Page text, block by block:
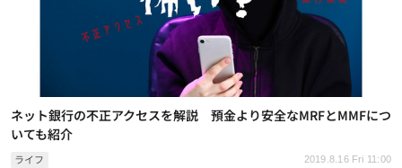
ライフ 2019.8.16 Fri 11:00
ネット銀行の不正アクセスを解説 預金より安全なMRFとMMFにつ
いても紹介